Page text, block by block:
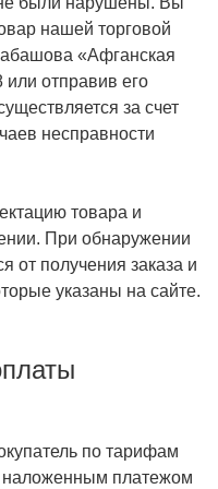
нашей торговой
«Афганская
отправив его
за счет
несправности
товара и
При обнаружении
от получения заказа и
указаны на сайте.
по тарифам
наложенным платежом